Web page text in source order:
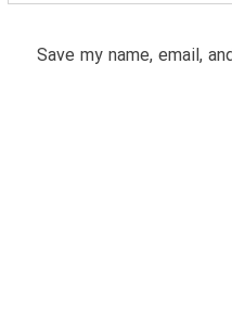
Save my name, email,